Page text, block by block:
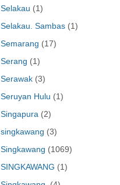
Selakau (1)
Selakau. Sambas (1)
Semarang (17)
Serang (1)
Serawak (3)
Seruyan Hulu (1)
Singapura (2)
singkawang (3)
Singkawang (1069)
SINGKAWANG (1)